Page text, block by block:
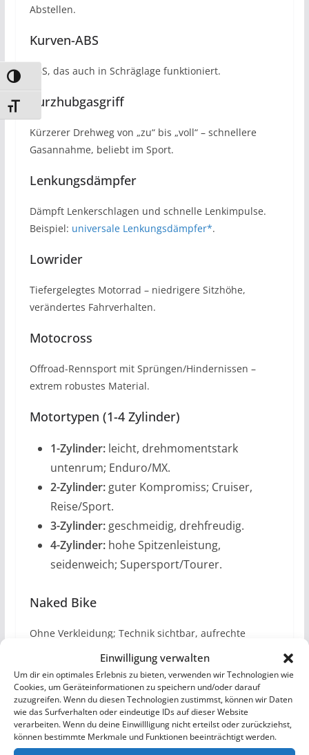
Einwilligung verwalten
Um dir ein optimales Erlebnis zu bieten, verwenden wir Technologien wie
Cookies, um Geräteinformationen zu speichern und/oder darauf
zuzugreifen. Wenn du diesen Technologien zustimmst, können wir Daten
wie das Surfverhalten oder eindeutige IDs auf dieser Website
verarbeiten. Wenn du deine Einwillligung nicht erteilst oder zurückziehst,
können bestimmte Merkmale und Funktionen beeinträchtigt werden.
Umschalten auf hohe Kontraste
Schrift vergrößern
Abstellen.
Kurven-ABS
ABS, das auch in Schräglage funktioniert.
Kurzhubgasgriff
Kürzerer Drehweg von „zu“ bis „voll“ – schnellere
Gasannahme, beliebt im Sport.
Lenkungsdämpfer
Dämpft Lenkerschlagen und schnelle Lenkimpulse.
Beispiel: universale Lenkungsdämpfer*.
Lowrider
Tiefergelegtes Motorrad – niedrigere Sitzhöhe,
verändertes Fahrverhalten.
Motocross
Offroad-Rennsport mit Sprüngen/Hindernissen –
extrem robustes Material.
Motortypen (1-4 Zylinder)
1-Zylinder:leicht, drehmomentstark
untenrum; Enduro/MX.
2-Zylinder:guter Kompromiss; Cruiser,
Reise/Sport.
3-Zylinder:geschmeidig, drehfreudig.
4-Zylinder:hohe Spitzenleistung,
seidenweich; Supersport/Tourer.
Naked Bike
Ohne Verkleidung; Technik sichtbar, aufrechte
Nasskupplung
Läuft im Ölbad – leise, langlebig. Tipp:Öl nach JASO
MA2*.